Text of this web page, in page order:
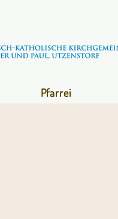
Pfarrei